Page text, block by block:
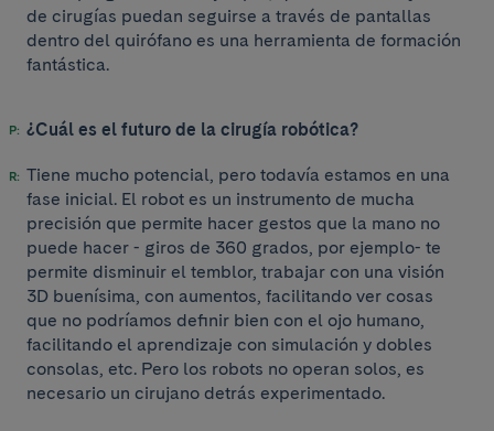
de cirugías puedan seguirse a través de pantallas
dentro del quirófano es una herramienta de formación
fantástica.
¿Cuál es el futuro de la cirugía robótica?
Tiene mucho potencial, pero todavía estamos en una
fase inicial. El robot es un instrumento de mucha
precisión que permite hacer gestos que la mano no
puede hacer - giros de 360 grados, por ejemplo- te
permite disminuir el temblor, trabajar con una visión
3D buenísima, con aumentos, facilitando ver cosas
que no podríamos definir bien con el ojo humano,
facilitando el aprendizaje con simulación y dobles
consolas, etc. Pero los robots no operan solos, es
necesario un cirujano detrás experimentado.